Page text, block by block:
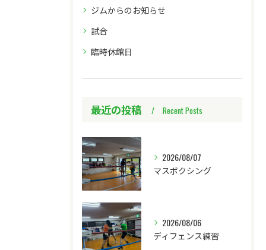
ジムからのお知らせ
試合
臨時休館日
最近の投稿 Recent Posts
2026/08/07
マスボクシング
2026/08/06
ディフェンス練習